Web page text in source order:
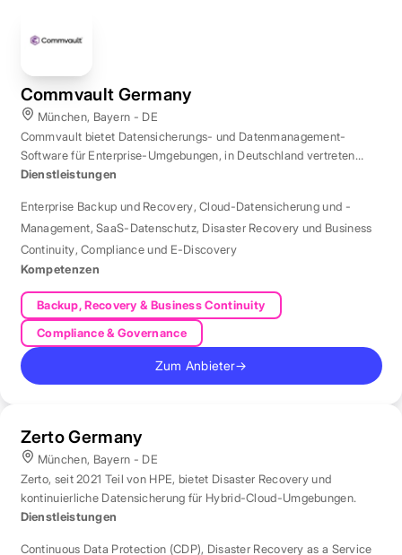
Commvault Germany
München, Bayern - DE
Commvault bietet Datensicherungs- und Datenmanagement-
Software für Enterprise-Umgebungen, in Deutschland vertreten
durch eine Niederlassung in München.
Dienstleistungen
Enterprise Backup und Recovery,Cloud-Datensicherung und -
Management,SaaS-Datenschutz, Disaster Recovery und Business
Continuity,Compliance und E-Discovery
Kompetenzen
Backup, Recovery & Business Continuity
Compliance & Governance
Zum Anbieter→
Zerto Germany
München, Bayern - DE
Zerto, seit 2021 Teil von HPE, bietet Disaster Recovery und
kontinuierliche Datensicherung für Hybrid-Cloud-Umgebungen.
Dienstleistungen
Continuous Data Protection (CDP), Disaster Recovery as a Service